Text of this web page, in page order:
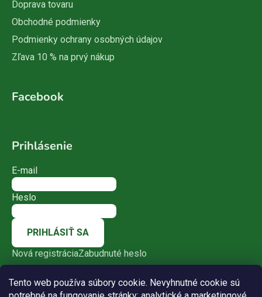
Tento web používa súbory cookie. Nevyhnutné cookie sú
Doprava tovaru
Obchodné podmienky
Podmienky ochrany osobných údajov
Zľava 10 % na prvý nákup
Facebook
Prihlásenie
E-mail
Heslo
PRIHLÁSIŤ SA
Nová registráciaZabudnuté heslo